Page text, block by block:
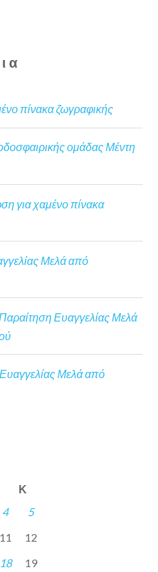
πίνακα ζωγραφικής
ομάδας Μέντη
για χαμένο πίνακα
Μελά από
Ευαγγελίας Μελά
Μελά από
Κ
4
5
11
12
18
19